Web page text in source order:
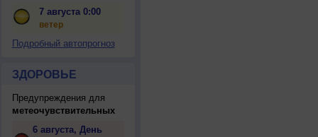
7 августа 0:00
ветер
Подробный автопрогноз
ЗДОРОВЬЕ
Предупреждения для
метеочувствительных
6 августа, День